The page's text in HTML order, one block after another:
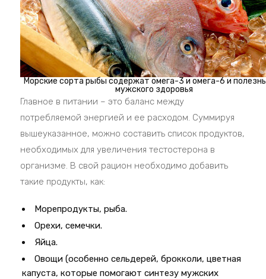
Морские сорта рыбы содержат омега-3 и омега-6 и
мужского здоровья
Главное в питании – это баланс между
потребляемой энергией и ее расходом. Суммируя
вышеуказанное, можно составить список продуктов,
необходимых для увеличения тестостерона в
организме. В свой рацион необходимо добавить
такие продукты, как:
Морепродукты, рыба.
Орехи, семечки.
Яйца.
Овощи (особенно сельдерей, брокколи, цветная
капуста, которые помогают синтезу мужских